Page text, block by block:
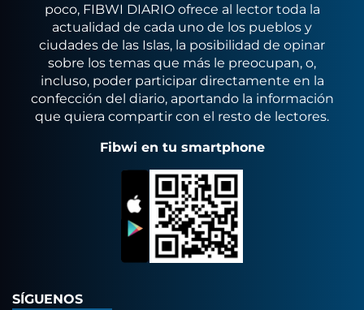
poco, FIBWI DIARIO ofrece al lector toda la
actualidad de cada uno de los pueblos y
ciudades de las Islas, la posibilidad de opinar
sobre los temas que más le preocupan, o,
incluso, poder participar directamente en la
confección del diario, aportando la información
que quiera compartir con el resto de lectores.
Fibwi en tu smartphone
SÍGUENOS